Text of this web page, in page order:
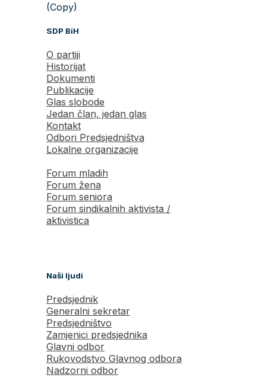
(Copy)
SDP BiH
O partiji
Historijat
Dokumenti
Publikacije
Glas slobode
Jedan član, jedan glas
Kontakt
Odbori Predsjedništva
Lokalne organizacije
Forum mladih
Forum žena
Forum seniora
Forum sindikalnih aktivista /
aktivistica
Naši ljudi
Predsjednik
Generalni sekretar
Predsjedništvo
Zamjenici predsjednika
Glavni odbor
Rukovodstvo Glavnog odbora
Nadzorni odbor